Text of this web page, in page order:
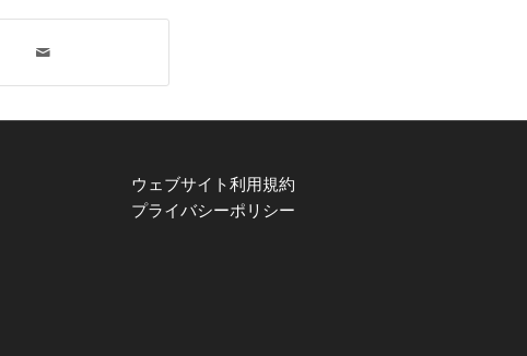
ウェブサイト利用規約
プライバシーポリシー